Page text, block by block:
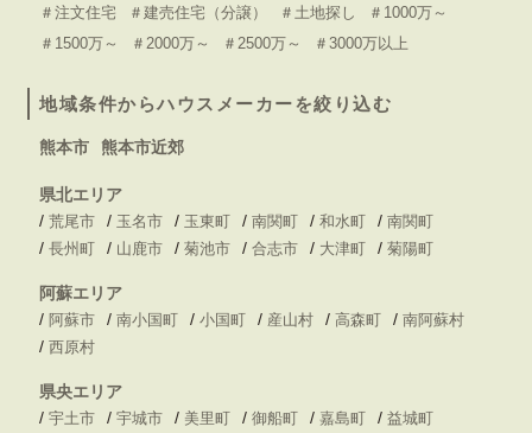
＃注文住宅
＃建売住宅（分譲） ＃土地探し
＃1000万～
＃1500万～
＃2000万～ ＃2500万～ ＃3000万以上
地域条件からハウスメーカーを絞り込む
熊本市 熊本市近郊
県北エリア
/ 荒尾市 / 玉名市 / 玉東町 / 南関町 / 和水町 / 南関町
/ 長州町 / 山鹿市 / 菊池市 / 合志市 / 大津町 / 菊陽町
阿蘇エリア
/ 阿蘇市 / 南小国町 / 小国町 / 産山村 / 高森町 / 南阿蘇村
/ 西原村
県央エリア
/ 宇土市 / 宇城市 / 美里町 / 御船町 / 嘉島町 / 益城町